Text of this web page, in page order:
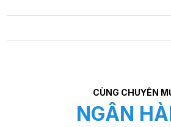
CÙNG CHUYÊN
NGÂN